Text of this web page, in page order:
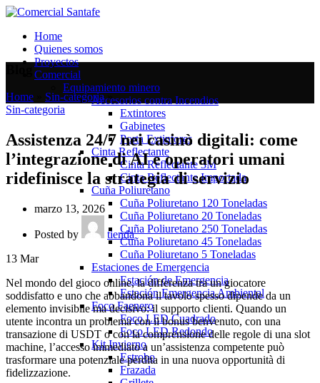
Home
Quienes somos
Proyectos
Comercial
Equipamiento minero
Accesorios contra Incendios
Extintores
Gabinetes
Porta Extintores
Cinta Reflectante
Cinta Reflectante 3M
Cinta Reflectante Importada
Cuña Poliuretano
Cuña Poliuretano 120 Toneladas
Cuña Poliuretano 20 Toneladas
Cuña Poliuretano 250 Toneladas
Cuña Poliuretano 45 Toneladas
Cuña Poliuretano 5 Toneladas
Estaciones de Emergencia
Estación de Emergencia
Estación Emergencia Ambiental
Foco Faenero
Foco LED Cuadrado
Foco LED Redondo
Kit Invierno
Estrobo
Frazada
Home Sin-categoria»
Sin-categoria
Assistenza 24/7 nei casinò digitali: come
l’integrazione di AI e operatori umani
ridefinisce la strategia di servizio
marzo 13, 2026
Posted by
tienda
13 Mar
Nel mondo del gioco online, la differenza tra un giocatore
soddisfatto e uno che abbandona il tavolo spesso dipende da un
elemento invisibile ma decisivo: il supporto clienti. Quando un
utente incontra un problema con il bonus benvenuto, con una
transazione di USDT o con la comprensione delle regole di una slot
machine, l’accesso immediato a un’assistenza competente può
trasformare una potenziale perdita in una nuova opportunità di
fidelizzazione.